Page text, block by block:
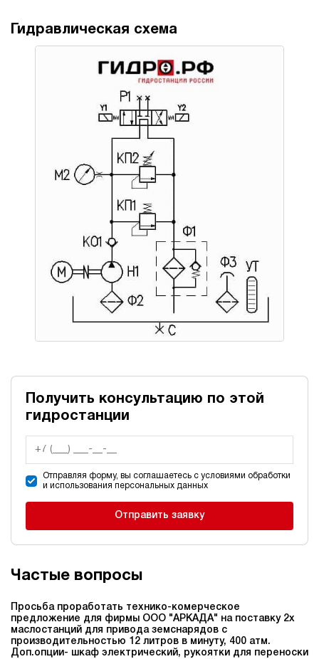
Гидравлическая схема
Получить консультацию по этой
гидростанции
Отправляя форму, вы соглашаетесь с условиями обработки
и использования персональных данных
Отправить заявку
Частые вопросы
Просьба проработать технико-комерческое
предложение для фирмы ООО "АРКАДА" на поставку 2х
маслостанций для привода земснарядов c
производительностью 12 литров в минуту, 400 атм.
Доп.опции- шкаф электрический, рукоятки для переноски